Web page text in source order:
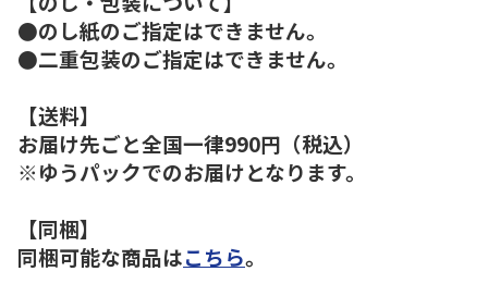
●のし紙のご指定はできません。
●二重包装のご指定はできません。
【送料】
お届け先ごと全国一律990円（税込）
※ゆうパックでのお届けとなります。
【同梱】
同梱可能な商品はこちら。